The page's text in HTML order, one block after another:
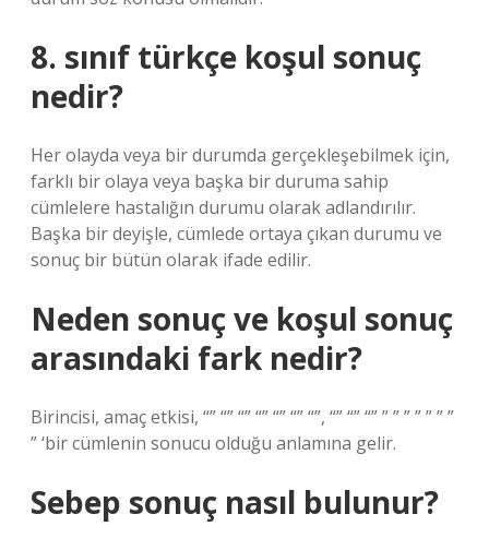
8. sınıf türkçe koşul sonuç
nedir?
Her olayda veya bir durumda gerçekleşebilmek için,
farklı bir olaya veya başka bir duruma sahip
cümlelere hastalığın durumu olarak adlandırılır.
Başka bir deyişle, cümlede ortaya çıkan durumu ve
sonuç bir bütün olarak ifade edilir.
Neden sonuç ve koşul sonuç
arasındaki fark nedir?
Birincisi, amaç etkisi, “” “” “” “” “” “” “”, “” “” “” ” ” ” ” ” ” ”
” ‘bir cümlenin sonucu olduğu anlamına gelir.
Sebep sonuç nasıl bulunur?